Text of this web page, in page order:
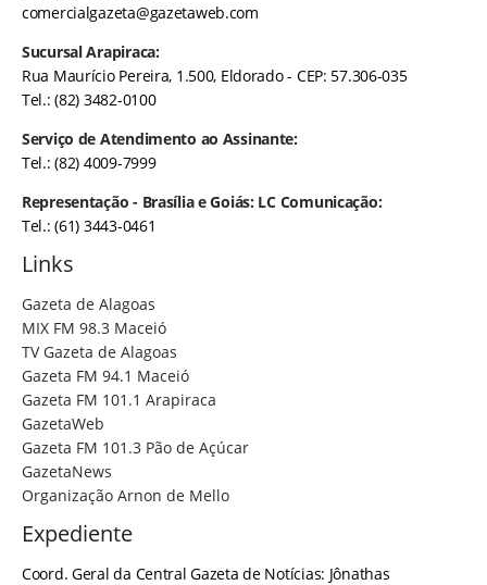
comercialgazeta@gazetaweb.com
Sucursal Arapiraca:
Rua Maurício Pereira, 1.500, Eldorado - CEP: 57.306-035
Tel.: (82) 3482-0100
Serviço de Atendimento ao Assinante:
Tel.: (82) 4009-7999
Representação - Brasília e Goiás: LC Comunicação:
Tel.: (61) 3443-0461
Links
Gazeta de Alagoas
MIX FM 98.3 Maceió
TV Gazeta de Alagoas
Gazeta FM 94.1 Maceió
Gazeta FM 101.1 Arapiraca
GazetaWeb
Gazeta FM 101.3 Pão de Açúcar
GazetaNews
Organização Arnon de Mello
Expediente
Coord. Geral da Central Gazeta de Notícias: Jônathas